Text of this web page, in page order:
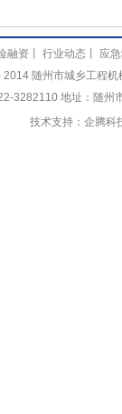
融资 行业动态
应
随州市城乡工程
3282110 地址：随州
技术支持： 企腾科